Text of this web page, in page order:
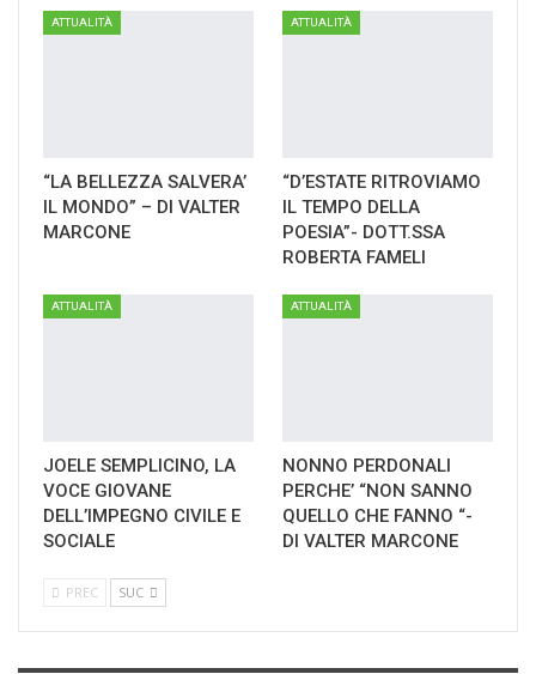
ATTUALITÀ
“LA BELLEZZA SALVERA’
IL MONDO” – DI VALTER
MARCONE
ATTUALITÀ
“D’ESTATE RITROVIAMO
IL TEMPO DELLA
POESIA”- DOTT.SSA
ROBERTA FAMELI
ATTUALITÀ
JOELE SEMPLICINO, LA
VOCE GIOVANE
DELL’IMPEGNO CIVILE E
SOCIALE
ATTUALITÀ
NONNO PERDONALI
PERCHE’ “NON SANNO
QUELLO CHE FANNO “-
DI VALTER MARCONE
PREC SUC